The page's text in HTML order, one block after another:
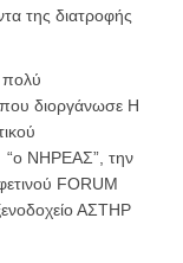
της διατροφής
πολύ
διοργάνωσε Η
“ο ΝΗΡΕΑΣ”, την
FORUM
ΑΣΤΗΡ